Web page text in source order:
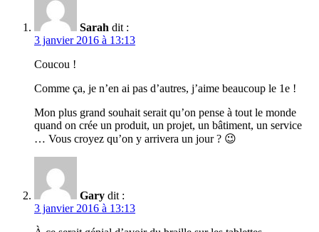
Sarah dit :
3 janvier 2016 à 13:13
Coucou !
Comme ça, je n’en ai pas d’autres, j’aime beaucoup le 1e !
Mon plus grand souhait serait qu’on pense à tout le monde
quand on crée un produit, un projet, un bâtiment, un service
… Vous croyez qu’on y arrivera un jour ? 😉
Gary dit :
3 janvier 2016 à 13:13